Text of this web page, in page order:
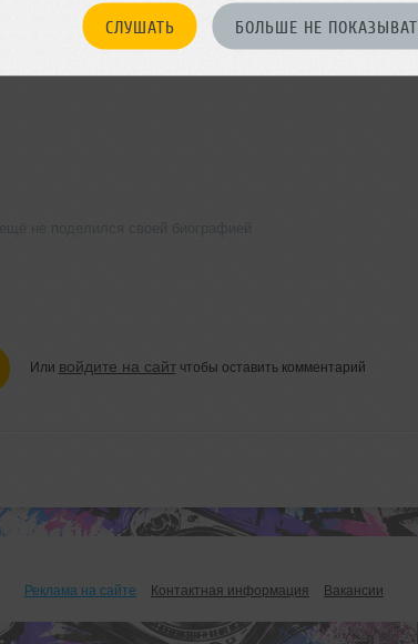
СЛУШАТЬ БОЛЬШЕ НЕ
Или войдите на сайтчтобы оставить комментарий
Реклама на сайте Контактная информация Вакансии